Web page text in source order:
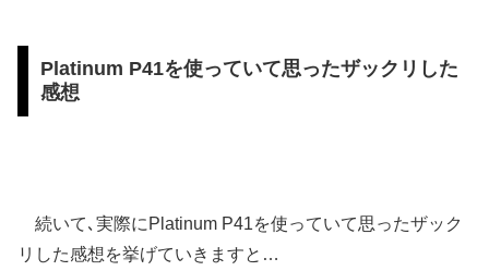
Platinum P41を使っていて思ったザックリした
感想
続いて､実際にPlatinum P41を使っていて思ったザック
リした感想を挙げていきますと…